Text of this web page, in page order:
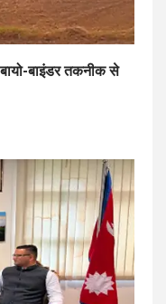
बाइंडर तकनीक से